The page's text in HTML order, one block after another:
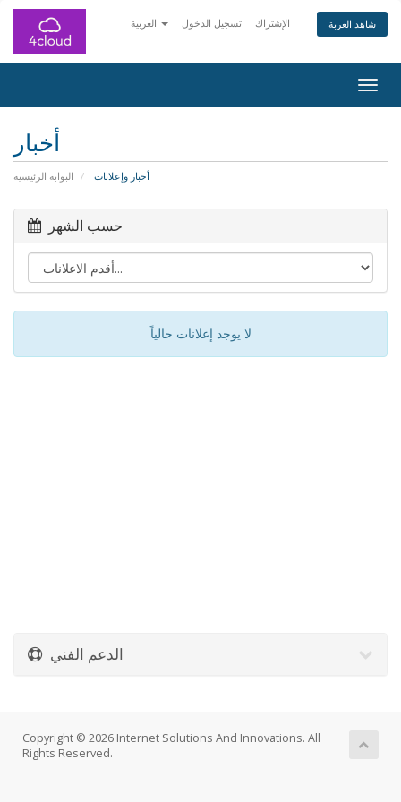
تسجيل الدخول الإشتراك شاهد العربة
أخبار
البوابة الرئيسية أخبار وإعلانات
حسب الشهر
لا يوجد إعلانات حالياً
الدعم الفني
Copyright © 2026 Internet Solutions And Innovations. All
Rights Reserved.